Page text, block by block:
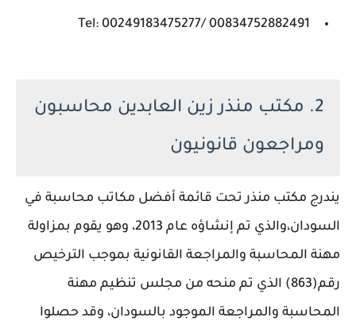
Tel: 00249183475277/ 00834752882491
2. مكتب منذر زين العابدين محاسبون
ومراجعون قانونيون
يندرج مكتب منذر تحت قائمة أفضل مكاتب محاسبة في
السودان،والذي تم إنشاؤه عام 2013، وهو يقوم بمزاولة
مهنة المحاسبة والمراجعة القانونية بموجب الترخيص
رقم(863) الذي تم منحه من مجلس تنظيم مهنة
المحاسبة والمراجعة الموجود بالسودان، وقد حصلوا